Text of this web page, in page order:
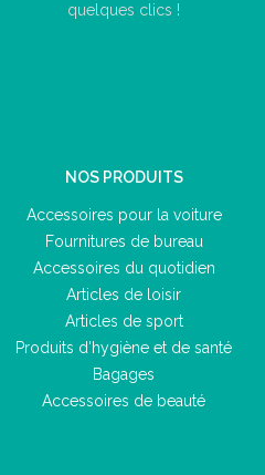
quelques clics !
NOS PRODUITS
Accessoires pour la voiture
Fournitures de bureau
Accessoires du quotidien
Articles de loisir
Articles de sport
Produits d'hygiène et de santé
Bagages
Accessoires de beauté